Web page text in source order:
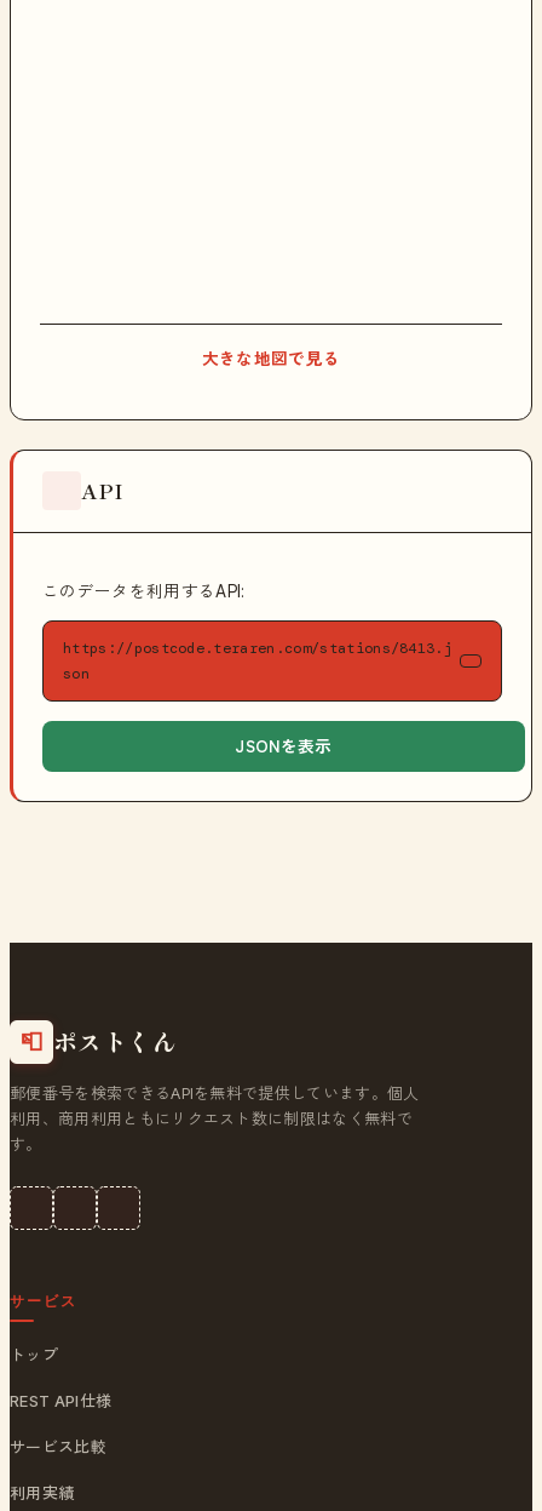
大きな地図で見る
API
このデータを利用するAPI:
https://postcode.teraren.com/stations/8413.j
son
JSONを表示
📮 ポストくん
郵便番号を検索できるAPIを無料で提供しています。個人
利用、商用利用ともにリクエスト数に制限はなく無料で
す。
サービス
トップ
REST API仕様
サービス比較
利用実績